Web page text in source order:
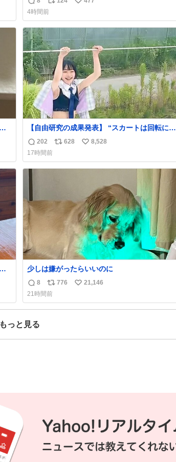
れない。 web-mu.jp/news/79509/
返
信
数
リ
ポ
ス
ト
数
い
ね
数
4時間前
【自由研究の成果発表】 “スカートは回転によ
って広がるが、岡澤恋によって270°までなら
広がらずに回転が可能なことが証明された！”
返
信
数
202
リ
ス
628
い
ね
8,528
17時間前
少しは嫌がったらいいのに
返
信
数
8
リ
ポ
ス
776
い
ね
21,146
21時間前
もっと見る